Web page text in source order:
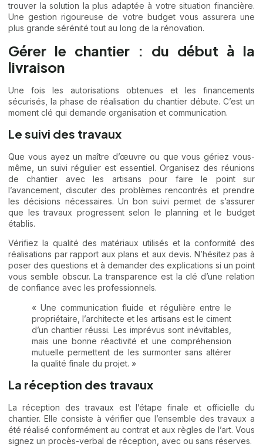
trouver la solution la plus adaptée à votre situation financière.
Une gestion rigoureuse de votre budget vous assurera une
plus grande sérénité tout au long de la rénovation.
Gérer le chantier : du début à la
livraison
Une fois les autorisations obtenues et les financements
sécurisés, la phase de réalisation du chantier débute. C’est un
moment clé qui demande organisation et communication.
Le suivi des travaux
Que vous ayez un maître d’œuvre ou que vous gériez vous-
même, un suivi régulier est essentiel. Organisez des réunions
de chantier avec les artisans pour faire le point sur
l’avancement, discuter des problèmes rencontrés et prendre
les décisions nécessaires. Un bon suivi permet de s’assurer
que les travaux progressent selon le planning et le budget
établis.
Vérifiez la qualité des matériaux utilisés et la conformité des
réalisations par rapport aux plans et aux devis. N’hésitez pas à
poser des questions et à demander des explications si un point
vous semble obscur. La transparence est la clé d’une relation
de confiance avec les professionnels.
« Une communication fluide et régulière entre le
propriétaire, l’architecte et les artisans est le ciment
d’un chantier réussi. Les imprévus sont inévitables,
mais une bonne réactivité et une compréhension
mutuelle permettent de les surmonter sans altérer
la qualité finale du projet. »
La réception des travaux
La réception des travaux est l’étape finale et officielle du
chantier. Elle consiste à vérifier que l’ensemble des travaux a
été réalisé conformément au contrat et aux règles de l’art. Vous
signez un procès-verbal de réception, avec ou sans réserves.